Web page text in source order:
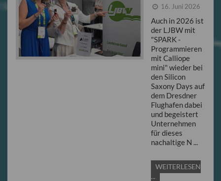
16. Juni 2026
Auch in 2026 ist
der LJBW mit
"SPARK -
Programmieren
mit Calliope
mini" wieder bei
den Silicon
Saxony Days auf
dem Dresdner
Flughafen dabei
und begeistert
Unternehmen
für dieses
nachaltige N ...
WEITERLESEN
...